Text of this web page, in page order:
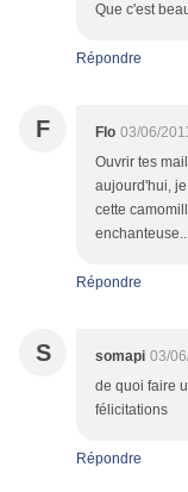
Que c'est
Répondre
F Flo 03/06/
Ouvrir tes
aujourd'hui,
cette
Répondre
S somapi 03/
de quoi faire
félicitations
Répondre